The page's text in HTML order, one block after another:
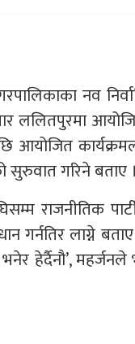
नव
ललितपुरमा
सुरुवात गरिने बताए ।
राजनीतिक
गर्नतिर लाग्ने
हेर्दैनौ’,